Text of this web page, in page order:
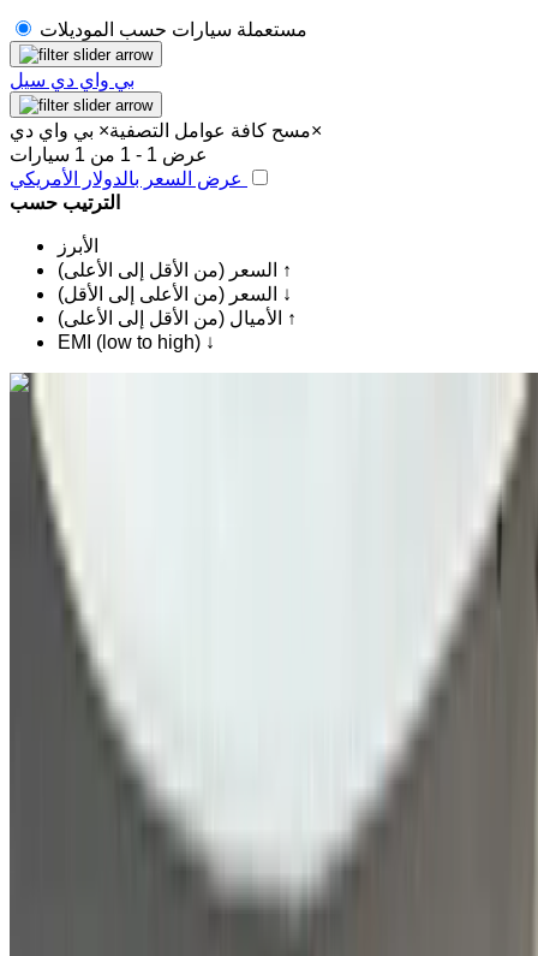
مستعملة سيارات حسب الموديلات
بي واي دي سيل
مسح كافة عوامل التصفية× بي واي دي
×
عرض 1 - 1 من 1 سيارات
الترتيب حسب
الأبرز
السعر (من الأقل إلى الأعلى) ↑
السعر (من الأعلى إلى الأقل) ↓
الأميال (من الأقل إلى الأعلى) ↑
EMI (low to high) ↓
بي واي دي سيل يو هجينة قابلة للشحن (PHEV) 1.5 إيه
مطار فاس الدولي, فاس
مطار فاس الدولي, فاس
2024
أخرى المواصفات
درهم مغربي 329,000
قسط شهري ثابت
تلقائي ناقل الحركة
مطار فاس الدولي, فاس
مطار فاس الدولي, فاس
212663841439